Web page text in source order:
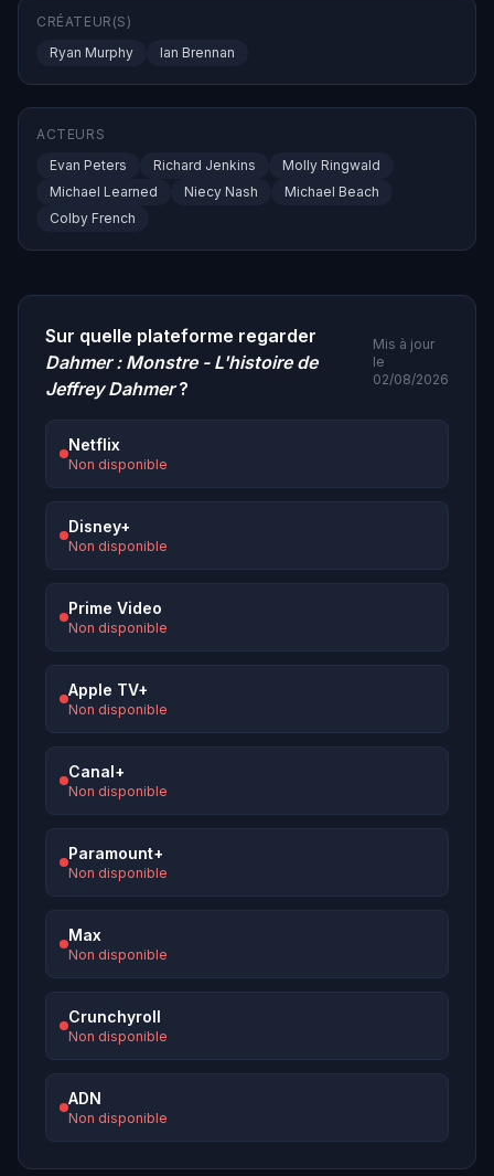
CRÉATEUR(S)
Ryan Murphy
Ian Brennan
ACTEURS
Evan Peters
Richard Jenkins
Molly Ringwald
Michael Learned
Niecy Nash
Michael Beach
Colby French
Sur quelle plateforme regarder
Dahmer : Monstre - L'histoire de
Jeffrey Dahmer?
Mis à jour
le
02/08/2026
Netflix
Non disponible
Disney+
Non disponible
Prime Video
Non disponible
Apple TV+
Non disponible
Canal+
Non disponible
Paramount+
Non disponible
Max
Non disponible
Crunchyroll
Non disponible
ADN
Non disponible